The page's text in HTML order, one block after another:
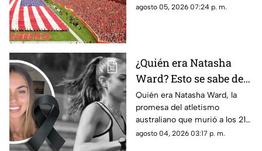
cómo luce y aquí te contamos
agosto 05, 2026 07:24 p. m.
¿Quién era Natasha
Ward? Esto se sabe de
la mu3rt3 de la joven
promesa del atletismo
a los 21 años
Quién era Natasha Ward, la
promesa del atletismo
australiano que murió a los 21
años. Conoce su trayectoria,
agosto 04, 2026 03:17 p. m.